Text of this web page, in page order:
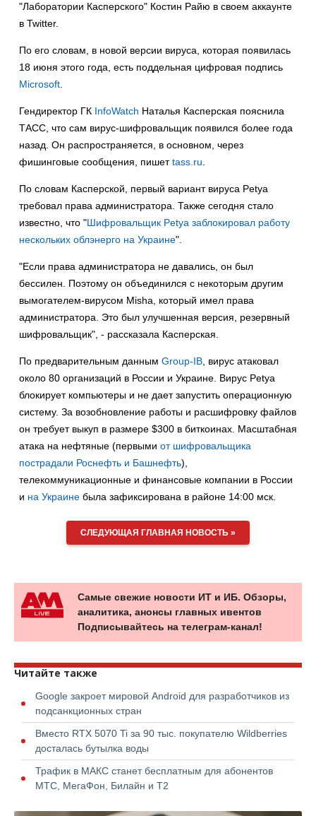
"Лаборатории Касперского" Костин Райю в своем аккаунте
в Twitter.
По его словам, в новой версии вируса, которая появилась
18 июня этого года, есть поддельная цифровая подпись
Microsoft.
Гендиректор ГК InfoWatch Наталья Касперская пояснила
ТАСС, что сам вирус-шифровальщик появился более года
назад. Он распространяется, в основном, через
фишинговые сообщения, пишетtass.ru.
По словам Касперской, первый вариант вируса Petya
требовал права администратора. Также сегодня стало
известно, что "Шифровальщик Petya заблокировал работу
нескольких облэнерго на Украине".
"Если права администратора не давались, он был
бессилен. Поэтому он объединился с некоторым другим
вымогателем-вирусом Misha, который имел права
администратора. Это был улучшенная версия, резервный
шифровальщик", - рассказала Касперская.
По предварительным данным Group-IB, вирус атаковал
около 80 организаций в России и Украине. Вирус Petya
блокирует компьютеры и не дает запустить операционную
систему. За возобновление работы и расшифровку файлов
он требует выкуп в размере $300 в биткоинах. Масштабная
атака на нефтяные (первыми от шифровальщика
пострадали Роснефть и Башнефть),
телекоммуникационные и финансовые компании в России
и на Украине была зафиксирована в районе 14:00 мск.
СЛЕДУЮЩАЯ ГЛАВНАЯ НОВОСТЬ »
Самые свежие новости ИТ и ИБ. Обзоры,
аналитика, анонсы главных ивентов
Подписывайтесь на телеграм-канал!
Читайте также
Google закроет мировой Android для разработчиков из
подсанкционных стран
Вместо RTX 5070 Ti за 90 тыс. покупателю Wildberries
досталась бутылка воды
Трафик в МАКС станет бесплатным для абонентов
МТС, МегаФон, Билайн и Т2